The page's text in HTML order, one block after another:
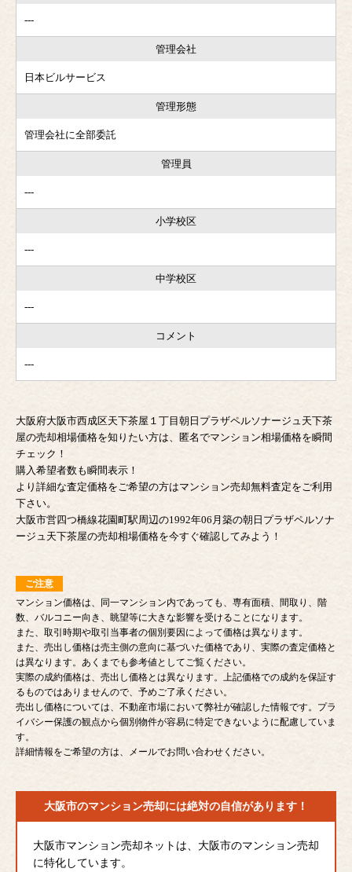
---
管理会社
日本ビルサービス
管理形態
管理会社に全部委託
管理員
---
小学校区
---
中学校区
---
コメント
---
大阪府大阪市西成区天下茶屋１丁目朝日プラザペルソナージュ天下茶
屋の売却相場価格を知りたい方は、匿名でマンション相場価格を瞬間
チェック！
購入希望者数も瞬間表示！
より詳細な査定価格をご希望の方はマンション売却無料査定をご利用
下さい。
大阪市営四つ橋線花園町駅周辺の1992年06月築の朝日プラザペルソナ
ージュ天下茶屋の売却相場価格を今すぐ確認してみよう！
ご注意
マンション価格は、同一マンション内であっても、専有面積、間取り、階
数、バルコニー向き、眺望等に大きな影響を受けることになります。
また、取引時期や取引当事者の個別要因によって価格は異なります。
また、売出し価格は売主側の意向に基づいた価格であり、実際の査定価格と
は異なります。あくまでも参考値としてご覧ください。
実際の成約価格は、売出し価格とは異なります。上記価格での成約を保証す
るものではありませんので、予めご了承ください。
売出し価格については、不動産市場において弊社が確認した情報です。プラ
イバシー保護の観点から個別物件が容易に特定できないように配慮していま
す。
詳細情報をご希望の方は、メールでお問い合わせください。
大阪市のマンション売却には絶対の自信があります！
大阪市マンション売却ネットは、大阪市のマンション売却
に特化しています。